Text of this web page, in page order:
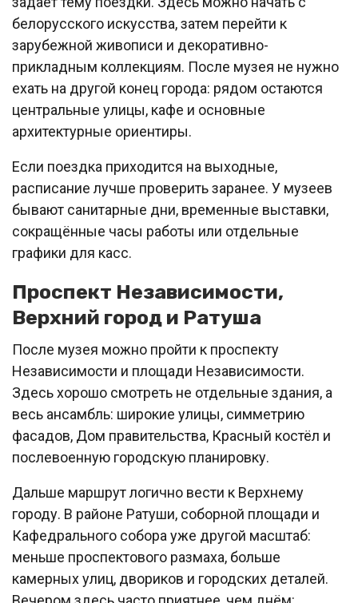
белорусского искусства, затем перейти к
зарубежной живописи и декоративно-
прикладным коллекциям. После музея не нужно
ехать на другой конец города: рядом остаются
центральные улицы, кафе и основные
архитектурные ориентиры.
Если поездка приходится на выходные,
расписание лучше проверить заранее. У музеев
бывают санитарные дни, временные выставки,
сокращённые часы работы или отдельные
графики для касс.
Проспект Независимости,
Верхний город и Ратуша
После музея можно пройти к проспекту
Независимости и площади Независимости.
Здесь хорошо смотреть не отдельные здания, а
весь ансамбль: широкие улицы, симметрию
фасадов, Дом правительства, Красный костёл и
послевоенную городскую планировку.
Дальше маршрут логично вести к Верхнему
городу. В районе Ратуши, соборной площади и
Кафедрального собора уже другой масштаб:
меньше проспектового размаха, больше
камерных улиц, двориков и городских деталей.